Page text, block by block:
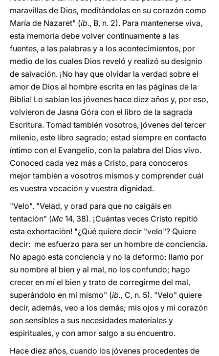
maravillas de Dios, meditándolas en su corazón como
María de Nazaret" (ib., B, n. 2). Para mantenerse viva,
esta memoria debe volver continuamente a las
fuentes, a las palabras y a los acontecimientos, por
medio de los cuales Dios reveló y realizó su designio
de salvación. ¡No hay que olvidar la verdad sobre el
amor de Dios al hombre escrita en las páginas de la
Biblia! Lo sabían los jóvenes hace diez años y, por eso,
volvieron de Jasna Góra con el libro de la sagrada
Escritura. Tomad también vosotros, jóvenes del tercer
milenio, este libro sagrado; estad siempre en contacto
íntimo con el Evangelio, con la palabra del Dios vivo.
Conoced cada vez más a Cristo, para conoceros
mejor también a vosotros mismos y comprender cuál
es vuestra vocación y vuestra dignidad.
"Velo". "Velad, y orad para que no caigáis en
tentación" (Mc 14, 38). ¡Cuántas veces Cristo repitió
esta exhortación! "¿Qué quiere decir "velo"? Quiere
decir: me esfuerzo para ser un hombre de conciencia.
No apago esta conciencia y no la deformo; llamo por
su nombre al bien y al mal, no los confundo; hago
crecer en mí el bien y trato de corregirme del mal,
superándolo en mí mismo" (ib., C, n. 5). "Velo" quiere
decir, además, veo a los demás; mis ojos y mi corazón
son sensibles a sus necesidades materiales y
espirituales, y con amor salgo a su encuentro.
Hace diez años, cuando los jóvenes procedentes de